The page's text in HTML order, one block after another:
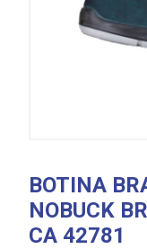
BOTINA
NOBUCK
CA 42781